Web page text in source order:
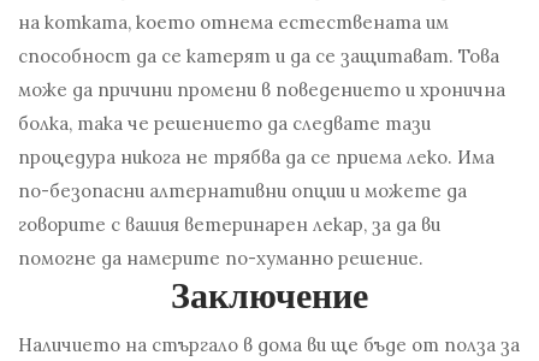
на котката, което отнема естествената им
способност да се катерят и да се защитават. Това
може да причини промени в поведението и хронична
болка, така че решението да следвате тази
процедура никога не трябва да се приема леко. Има
по-безопасни алтернативни опции и можете да
говорите с вашия ветеринарен лекар, за да ви
помогне да намерите по-хуманно решение.
Заключение
Наличието на стъргало в дома ви ще бъде от полза за